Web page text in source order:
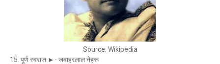
Source: Wikipedia
15. पूर्ण स्वराज ►- जवाहरलाल नेहरू